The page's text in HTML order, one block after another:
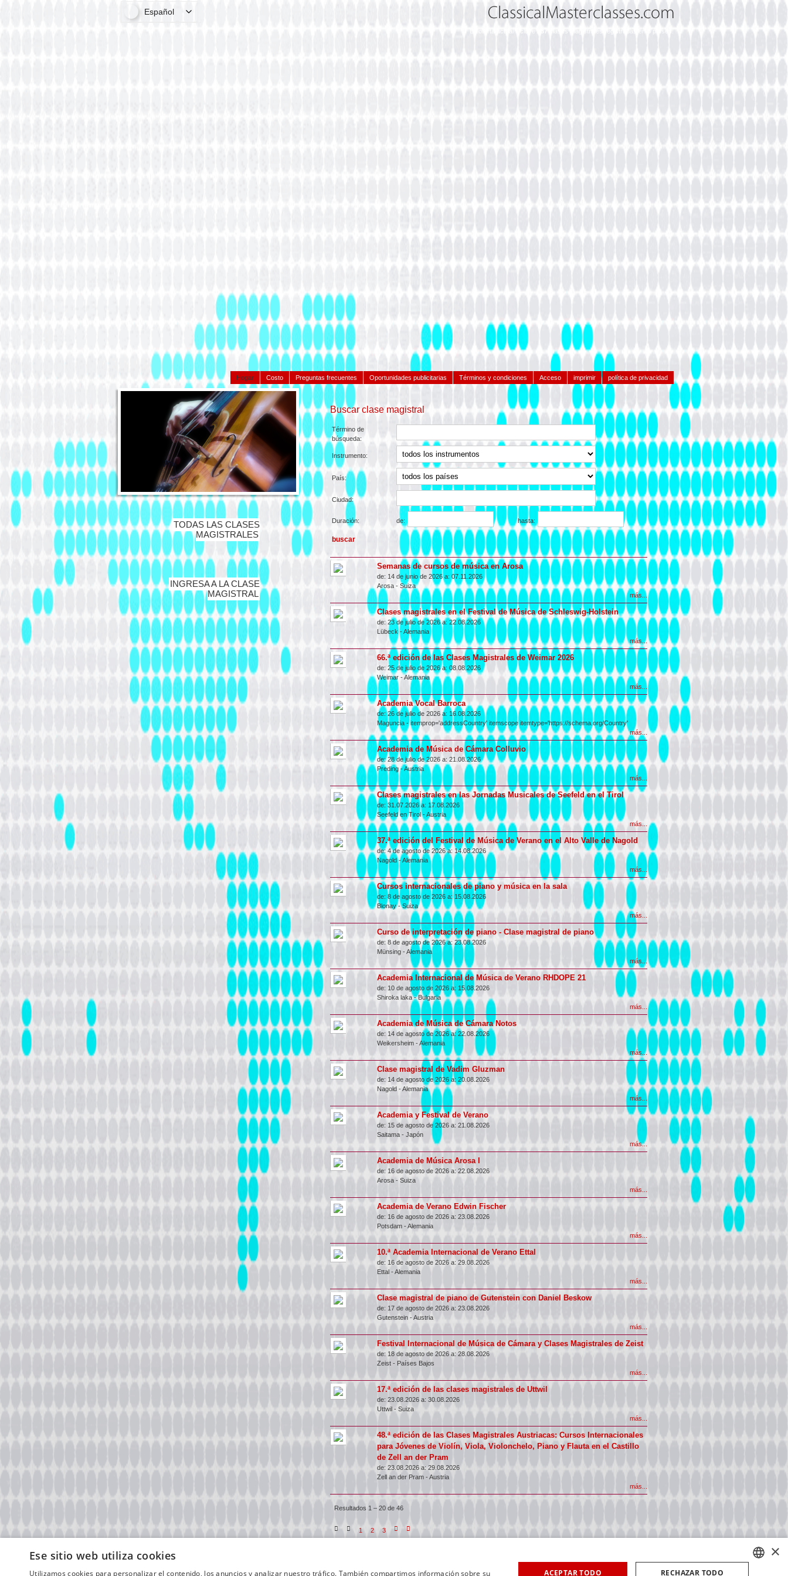
Español
La oferta actual incluye 237 clases magistrales registradas en países.
política de privacidad
imprimir
Acceso
Términos y condiciones
Oportunidades publicitarias
Preguntas frecuentes
Costo
Hogar
TODAS LAS CLASES
MAGISTRALES
INGRESA A LA CLASE
MAGISTRAL
Buscar clase magistral
Término de
búsqueda:
Instrumento:
País:
Ciudad:
Duración: de: hasta:
Semanas de cursos de música en Arosa
de: 14 de junio de 2026 a: 07.11.2026
Arosa- Suiza
más...
Clases magistrales en el Festival de Música de Schleswig-Holstein
de:23 de julio de 2026 a: 22.08.2026
Lübeck-Alemania
más...
66.ª edición de las Clases Magistrales de Weimar 2026
de: 25 de julio de 2026 a: 08.08.2026
Weimar-Alemania
más...
Academia Vocal Barroca
de:26 de julio de 2026 a: 16.08.2026
Maguncia- itemprop='addressCountry' itemscope itemtype='https://schema.org/Country'
más...
Academia de Música de Cámara Colluvio
de:28 de julio de 2026 a: 21.08.2026
Preding-Austria
más...
Clases magistrales en las Jornadas Musicales de Seefeld en el Tirol
de:31.07.2026 a: 17.08.2026
Seefeld en Tirol-Austria
más...
37.ª edición del Festival de Música de Verano en el Alto Valle de Nagold
de:4 de agosto de 2026 a: 14.08.2026
Nagold-Alemania
más...
Cursos internacionales de piano y música en la sala
de: 8 de agosto de 2026 a: 15.08.2026
Blonay-Suiza
más...
Curso de interpretación de piano - Clase magistral de piano
de: 8 de agosto de 2026 a: 23.08.2026
Münsing-Alemania
más...
Academia Internacional de Música de Verano RHDOPE 21
de: 10 de agosto de 2026 a: 15.08.2026
Shiroka laka-Bulgaria
más...
Academia de Música de Cámara Notos
de: 14 de agosto de 2026 a:22.08.2026
Weikersheim-Alemania
más...
Clase magistral de Vadim Gluzman
de: 14 de agosto de 2026 a: 20.08.2026
Nagold-Alemania
más...
Academia y Festival de Verano
de: 15 de agosto de 2026 a: 21.08.2026
Saitama- Japón
más...
Academia de Música Arosa I
de: 16 de agosto de 2026 a: 22.08.2026
Arosa- Suiza
más...
Academia de Verano Edwin Fischer
de: 16 de agosto de 2026 a: 23.08.2026
Potsdam-Alemania
más...
10.ª Academia Internacional de Verano Ettal
de: 16 de agosto de 2026 a: 29.08.2026
Ettal-Alemania
más...
Clase magistral de piano de Gutenstein con Daniel Beskow
de: 17 de agosto de 2026 a: 23.08.2026
Gutenstein-Austria
más...
Festival Internacional de Música de Cámara y Clases Magistrales de Zeist
de: 18 de agosto de 2026 a: 28.08.2026
Zeist- Países Bajos
más...
17.ª edición de las clases magistrales de Uttwil
de: 23.08.2026 a: 30.08.2026
Uttwil- Suiza
más...
48.ª edición de las Clases Magistrales Austriacas: Cursos Internacionales
para Jóvenes de Violín, Viola, Violonchelo, Piano y Flauta en el Castillo
de Zell an der Pram
de: 23.08.2026 a:29.08.2026
Zell an der Pram- Austria
más...
Resultados 1 – 20 de 46
1 2 3
×
Ese sitio web utiliza cookies
Utilizamos cookies para personalizar el contenido, los anuncios y analizar nuestro tráfico. También compartimos información sobre su ACEPTAR TODO RECHAZAR TODO